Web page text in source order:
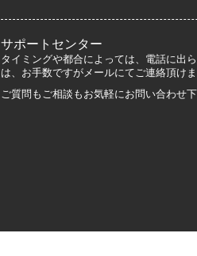
サポートセンター
タイミングや都合によっては、電話に出
は、お手数ですがメールにてご連絡頂けま
ご質問もご相談もお気軽にお問い合わせ下